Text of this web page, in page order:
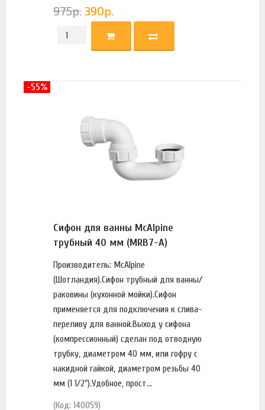
975р. 390р.
Сифон для ванны McAlpine
трубный 40 мм (MRB7-A)
Производитель: McAlpine
(Шотландия).Сифон трубный для ванны/
раковины (кухонной мойки).Сифон
применяется для подключения к слива-
переливу для ванной.Выход у сифона
(компрессионный) сделан под отводную
трубку, диаметром 40 мм, или гофру с
накидной гайкой, диаметром резьбы 40
мм (1 1/2").Удобное, прост...
(Код: 140059)
-55%